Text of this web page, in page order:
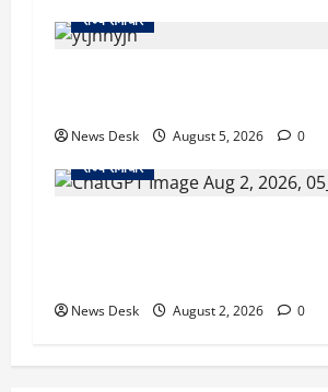
राज्य समाचार
News Desk August 5, 2026
0
राज्य समाचार
News Desk August 2, 2026 0